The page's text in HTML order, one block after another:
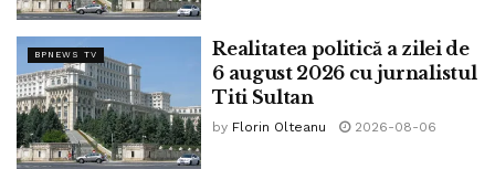
BPNEWS TV
Realitatea politică a zilei de
6 august 2026 cu jurnalistul
Titi Sultan
by Florin Olteanu 2026-08-06